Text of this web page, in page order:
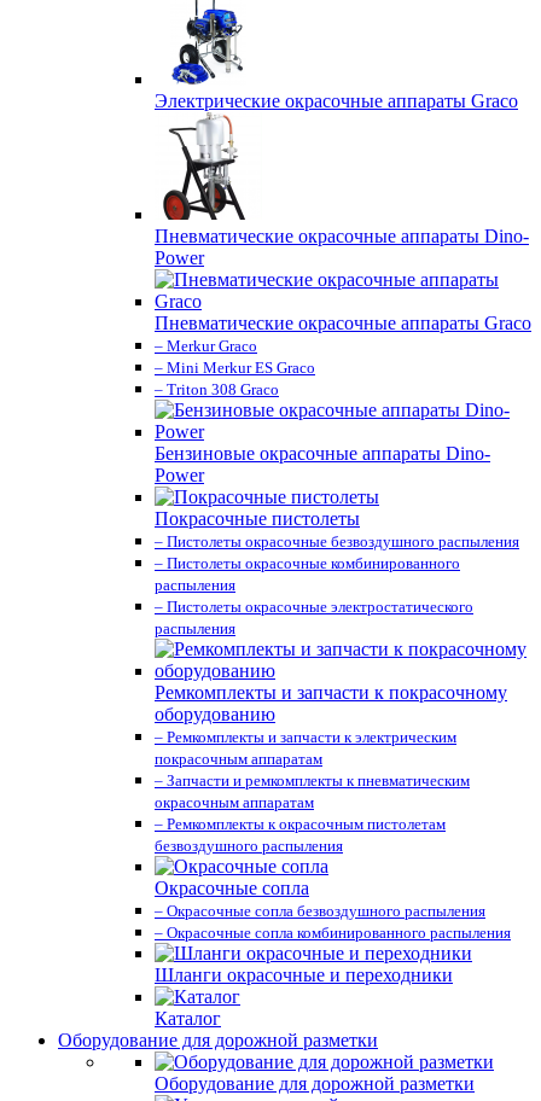
Электрические окрасочные аппараты Graco
Пневматические окрасочные аппараты Dino-
Power
Пневматические окрасочные аппараты Graco
– Merkur Graco
– Mini Merkur ES Graco
– Triton 308 Graco
Бензиновые окрасочные аппараты Dino-
Power
Покрасочные пистолеты
– Пистолеты окрасочные безвоздушного распыления
– Пистолеты окрасочные комбинированного
распыления
– Пистолеты окрасочные электростатического
распыления
Ремкомплекты и запчасти к покрасочному
оборудованию
– Ремкомплекты и запчасти к электрическим
покрасочным аппаратам
– Запчасти и ремкомплекты к пневматическим
окрасочным аппаратам
– Ремкомплекты к окрасочным пистолетам
безвоздушного распыления
Окрасочные сопла
– Окрасочные сопла безвоздушного распыления
– Окрасочные сопла комбинированного распыления
Шланги окрасочные и переходники
Каталог
Оборудование для дорожной разметки
Оборудование для дорожной разметки